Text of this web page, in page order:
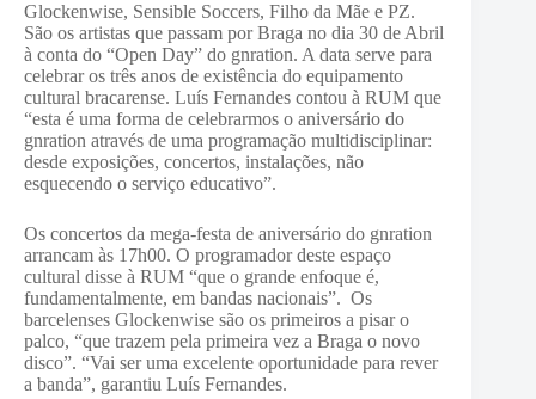
Glockenwise, Sensible Soccers, Filho da Mãe e PZ.
São os artistas que passam por Braga no dia 30 de Abril
à conta do “Open Day” do gnration. A data serve para
celebrar os três anos de existência do equipamento
cultural bracarense. Luís Fernandes contou à RUM que
“esta é uma forma de celebrarmos o aniversário do
gnration através de uma programação multidisciplinar:
desde exposições, concertos, instalações, não
esquecendo o serviço educativo”.
Os concertos da mega-festa de aniversário do gnration
arrancam às 17h00. O programador deste espaço
cultural disse à RUM “que o grande enfoque é,
fundamentalmente, em bandas nacionais”. Os
barcelenses Glockenwise são os primeiros a pisar o
palco, “que trazem pela primeira vez a Braga o novo
disco”. “Vai ser uma excelente oportunidade para rever
a banda”, garantiu Luís Fernandes.